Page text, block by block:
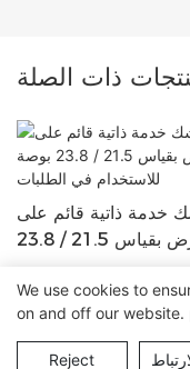
ذات الصلة
خدمة ذاتية قائم على
الأرض بقياس 21.5 / 23.8
سياسة الخصوصية
We use cookies to
on and off our website.
Reject